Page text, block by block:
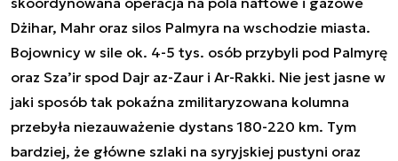
Dżihar, Mahr oraz silos Palmyra na wschodzie miasta.
Bojownicy w sile ok. 4-5 tys. osób przybyli pod Palmyrę
oraz Sza’ir spod Dajr az-Zaur i Ar-Rakki. Nie jest jasne w
jaki sposób tak pokaźna zmilitaryzowana kolumna
przebyła niezauważenie dystans 180-220 km. Tym
bardziej, że główne szlaki na syryjskiej pustyni oraz